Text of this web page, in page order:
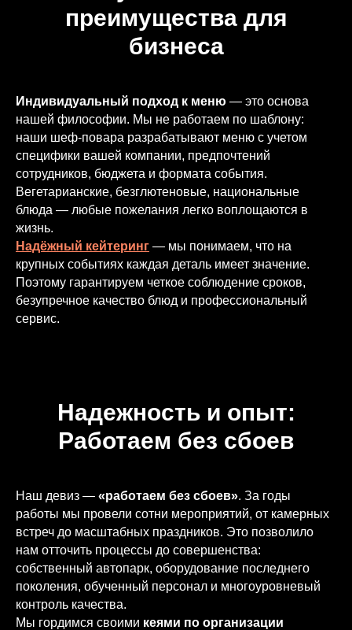
преимущества для
бизнеса
Индивидуальный подход к меню — это основа
нашей философии. Мы не работаем по шаблону:
наши шеф-повара разрабатывают меню с учетом
специфики вашей компании, предпочтений
сотрудников, бюджета и формата события.
Вегетарианские, безглютеновые, национальные
блюда — любые пожелания легко воплощаются в
жизнь.
Надёжный кейтеринг — мы понимаем, что на
крупных событиях каждая деталь имеет значение.
Поэтому гарантируем четкое соблюдение сроков,
безупречное качество блюд и профессиональный
сервис.
Надежность и опыт:
Работаем без сбоев
Наш девиз — «работаем без сбоев». За годы
работы мы провели сотни мероприятий, от камерных
встреч до масштабных праздников. Это позволило
нам отточить процессы до совершенства:
собственный автопарк, оборудование последнего
поколения, обученный персонал и многоуровневый
контроль качества.
Мы гордимся своими кеями по организации